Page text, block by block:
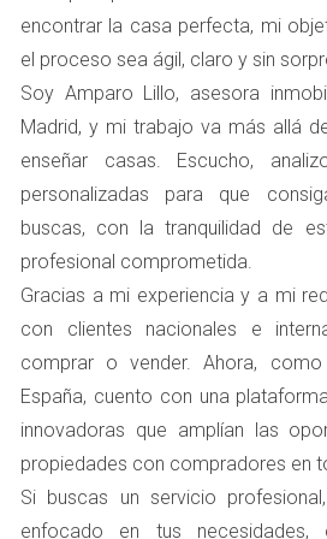
que el precio está por debajo
La ubicación es perfecta
necesidades personales o
Las condiciones del
hay reparaciones
Estas señales no solo te ayudarán
informada, sino que también te
rápidamente para asegurar la
alguien más lo haga.
Contratos y
Una vez que decides proceder
formalizar tu interés mediante un
documento es crucial porque
comprador. Los elementos
Datos personales del
encontrar la casa perfecta, mi
el proceso sea ágil, claro y sin
Soy Amparo Lillo, asesora
Madrid, y mi trabajo va más allá
enseñar casas. Escucho,
personalizadas para que
buscas, con la tranquilidad de
profesional comprometida.
Gracias a mi experiencia y a mi
con clientes nacionales e
comprar o vender. Ahora,
España, cuento con una
innovadoras que amplían las
propiedades con compradores en
Si buscas un servicio
enfocado en tus necesidades,